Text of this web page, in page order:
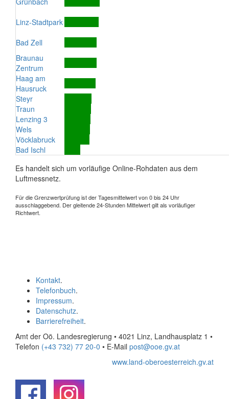
Linz-Stadtpark
Bad Zell
Braunau
Zentrum
Haag am
Hausruck
Steyr
Traun
Lenzing 3
Wels
Vöcklabruck
Bad Ischl
Es handelt sich um vorläufige Online-Rohdaten aus dem
Luftmessnetz.
Für die Grenzwertprüfung ist der Tagesmittelwert von 0 bis 24 Uhr
ausschlaggebend. Der gleitende 24-Stunden Mittelwert gilt als vorläufiger
Richtwert.
Kontakt.
Telefonbuch.
Impressum.
Datenschutz.
Barrierefreiheit.
Amt der Oö. Landesregierung • 4021 Linz, Landhausplatz 1 •
Telefon (+43 732) 77 20-0 • E-Mail post@ooe.gv.at
www.land-oberoesterreich.gv.at